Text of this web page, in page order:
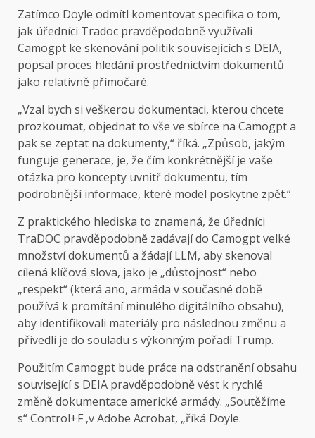
Zatímco Doyle odmítl komentovat specifika o tom,
jak úředníci Tradoc pravděpodobně využívali
Camogpt ke skenování politik souvisejících s DEIA,
popsal proces hledání prostřednictvím dokumentů
jako relativně přímočaré.
„Vzal bych si veškerou dokumentaci, kterou chcete
prozkoumat, objednat to vše ve sbírce na Camogpt a
pak se zeptat na dokumenty,“ říká. „Způsob, jakým
funguje generace, je, že čím konkrétnější je vaše
otázka pro koncepty uvnitř dokumentu, tím
podrobnější informace, které model poskytne zpět.“
Z praktického hlediska to znamená, že úředníci
TraDOC pravděpodobně zadávají do Camogpt velké
množství dokumentů a žádají LLM, aby skenoval
cílená klíčová slova, jako je „důstojnost“ nebo
„respekt“ (která ano, armáda v současné době
používá k promítání minulého digitálního obsahu),
aby identifikovali materiály pro následnou změnu a
přivedli je do souladu s výkonným pořadí Trump.
Použitím Camogpt bude práce na odstranění obsahu
související s DEIA pravděpodobně vést k rychlé
změně dokumentace americké armády. „Soutěžíme
s“ Control+F ‚v Adobe Acrobat, „říká Doyle.